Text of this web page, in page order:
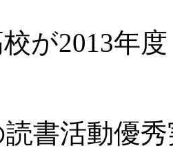
が2013年
読書活動優